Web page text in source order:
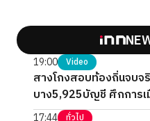
19:00 Video
สางโกงสอบท้องถิ่นจบจ
บาง5,925บัญชี ศึกการเ
17:44 ทั่วไป